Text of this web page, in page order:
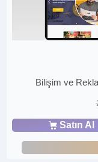
Bilişim ve
Satın Al